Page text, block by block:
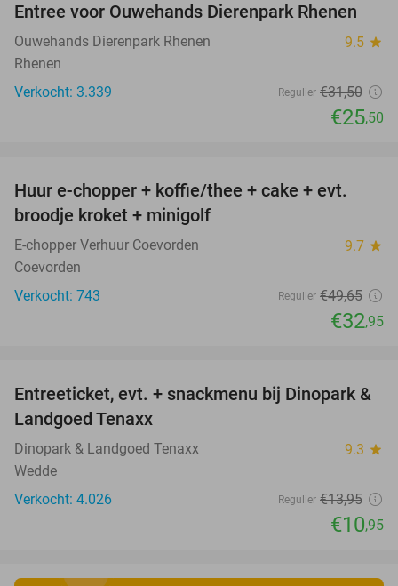
19%
Entree voor Ouwehands Dierenpark Rhenen
Ouwehands Dierenpark Rhenen 9.5 star
Rhenen
Verkocht: 3.339
Regulier €31,50
€25,50
34%
Huur e-chopper + koffie/thee + cake + evt.
broodje kroket + minigolf
E-chopper Verhuur Coevorden 9.7 star
Coevorden
Verkocht: 743
Regulier €49,65
€32,95
22%
Entreeticket, evt. + snackmenu bij Dinopark &
Landgoed Tenaxx
Dinopark & Landgoed Tenaxx 9.3 star
Wedde
Verkocht: 4.026
Regulier €13,95
€10,95